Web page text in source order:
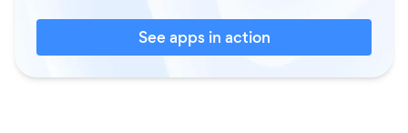
See apps in action